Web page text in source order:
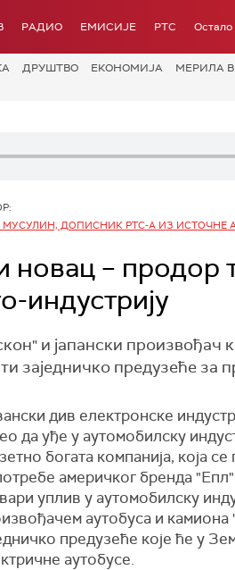
РАДИО ЕМИСИЈЕ РТС Остало
ДРУШТВО ЕКОНОМИЈА МЕРИЛА
ДОПИСНИК РТС-А ИЗ ИСТОЧНЕ
– продор
индустрију
и јапански
заједничко предузеће за
див електронске
да уђе у аутомобилску
богата компанија, која
америчког бренда
уплив у аутомобилску
аутобуса и
предузеће које ће у
аутобусе.